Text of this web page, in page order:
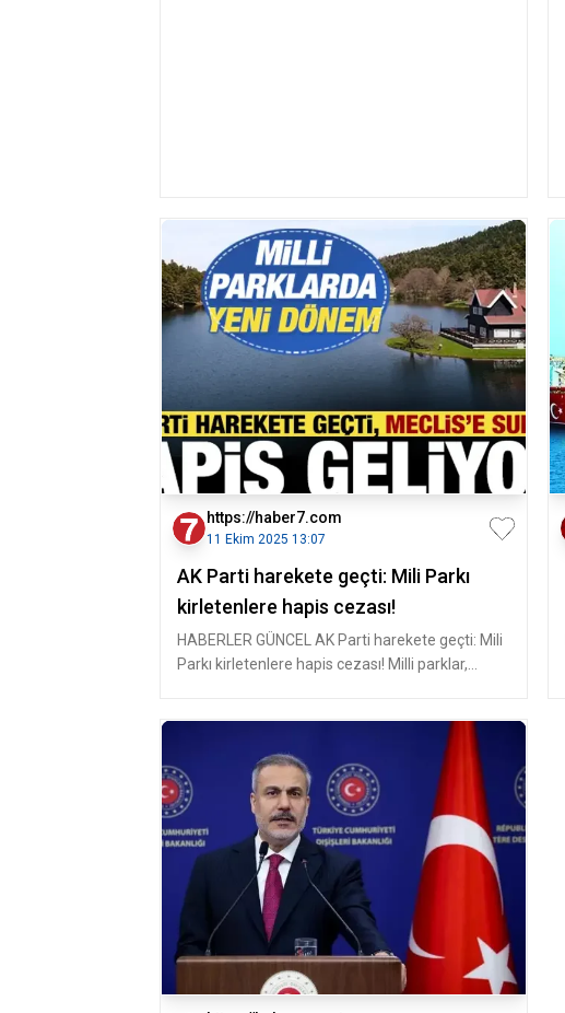
https://haber7.com
11 Ekim 2025 13:07
AK Parti harekete geçti: Mili Parkı
kirletenlere hapis cezası!
HABERLER GÜNCEL AK Parti harekete geçti: Mili
Parkı kirletenlere hapis cezası! Milli parklar,